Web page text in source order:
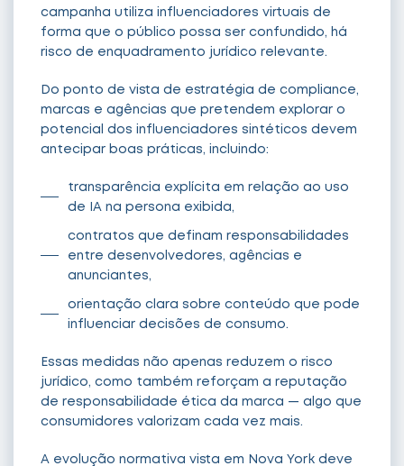
campanha utiliza influenciadores virtuais de
forma que o público possa ser confundido, há
risco de enquadramento jurídico relevante.
Do ponto de vista de estratégia de compliance,
marcas e agências que pretendem explorar o
potencial dos influenciadores sintéticos devem
antecipar boas práticas, incluindo:
transparência explícita em relação ao uso
de IA na persona exibida,
contratos que definam responsabilidades
entre desenvolvedores, agências e
anunciantes,
orientação clara sobre conteúdo que pode
influenciar decisões de consumo.
Essas medidas não apenas reduzem o risco
jurídico, como também reforçam a reputação
de responsabilidade ética da marca — algo que
consumidores valorizam cada vez mais.
A evolução normativa vista em Nova York deve